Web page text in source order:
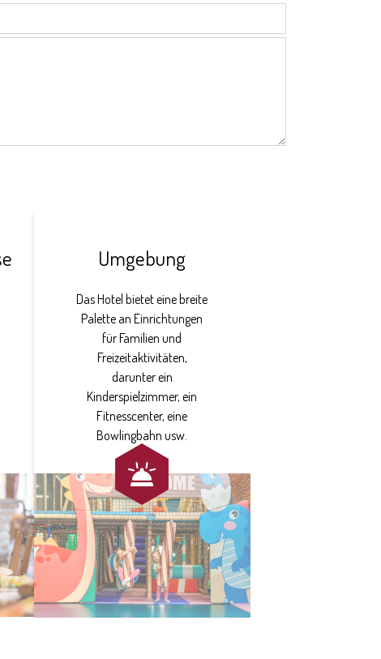
Umgebung
Das Hotel bietet eine breite
Palette an Einrichtungen
für Familien und
Freizeitaktivitäten,
darunter ein
Kinderspielzimmer, ein
Fitnesscenter, eine
Bowlingbahn usw.